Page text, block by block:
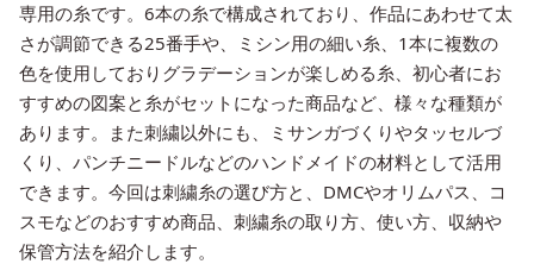
専用の糸です。6本の糸で構成されており、作品にあわせて太
さが調節できる25番手や、ミシン用の細い糸、1本に複数の
色を使用しておりグラデーションが楽しめる糸、初心者にお
すすめの図案と糸がセットになった商品など、様々な種類が
あります。また刺繍以外にも、ミサンガづくりやタッセルづ
くり、パンチニードルなどのハンドメイドの材料として活用
できます。今回は刺繍糸の選び方と、DMCやオリムパス、コ
スモなどのおすすめ商品、刺繍糸の取り方、使い方、収納や
保管方法を紹介します。